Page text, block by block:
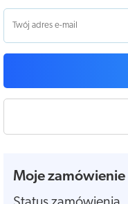
Moje zamówienie